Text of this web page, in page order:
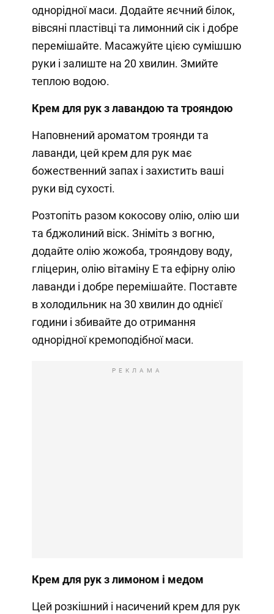
однорідної маси. Додайте яєчний білок,
вівсяні пластівці та лимонний сік і добре
перемішайте. Масажуйте цією сумішшю
руки і залиште на 20 хвилин. Змийте
теплою водою.
Крем для рук з лавандою та трояндою
Наповнений ароматом троянди та
лаванди, цей крем для рук має
божественний запах і захистить ваші
руки від сухості.
Розтопіть разом кокосову олію, олію ши
та бджолиний віск. Зніміть з вогню,
додайте олію жожоба, трояндову воду,
гліцерин, олію вітаміну Е та ефірну олію
лаванди і добре перемішайте. Поставте
в холодильник на 30 хвилин до однієї
години і збивайте до отримання
однорідної кремоподібної маси.
РЕКЛАМА
Крем для рук з лимоном і медом
Цей розкішний і насичений крем для рук